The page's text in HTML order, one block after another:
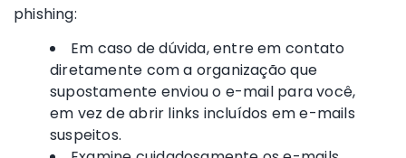
phishing:
Em caso de dúvida, entre em contato
diretamente com a organização que
supostamente enviou o e-mail para você,
em vez de abrir links incluídos em e-mails
suspeitos.